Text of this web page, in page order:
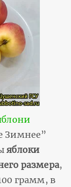
Зимнее”
яблоки
размера,
грамм, в